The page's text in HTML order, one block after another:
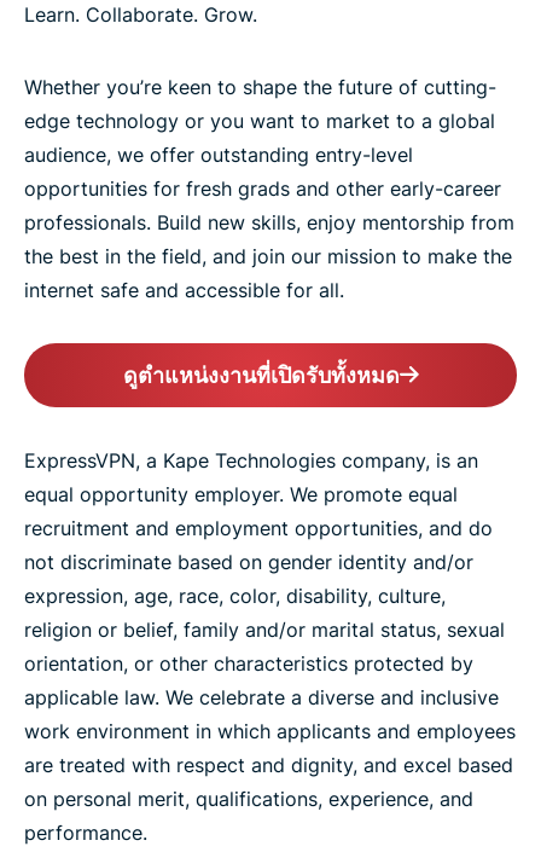
Learn. Collaborate. Grow.
Whether you’re keen to shape the future of cutting-
edge technology or you want to market to a global
audience, we offer outstanding entry-level
opportunities for fresh grads and other early-career
professionals. Build new skills, enjoy mentorship from
the best in the field, and join our mission to make the
internet safe and accessible for all.
ดูตำแหน่งงานที่เปิดรับทั้งหมด
ExpressVPN, a Kape Technologies company, is an
equal opportunity employer. We promote equal
recruitment and employment opportunities, and do
not discriminate based on gender identity and/or
expression, age, race, color, disability, culture,
religion or belief, family and/or marital status, sexual
orientation, or other characteristics protected by
applicable law. We celebrate a diverse and inclusive
work environment in which applicants and employees
are treated with respect and dignity, and excel based
on personal merit, qualifications, experience, and
performance.